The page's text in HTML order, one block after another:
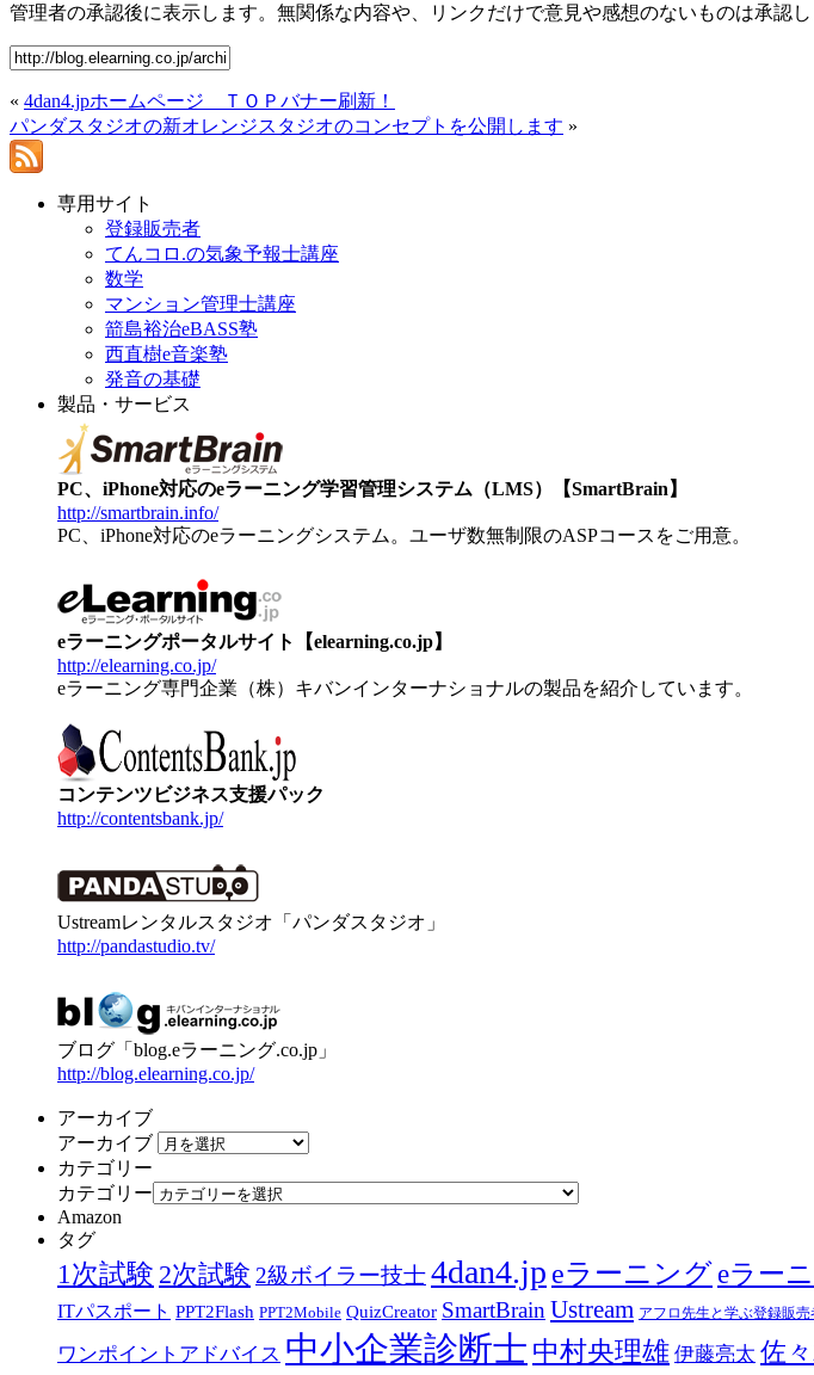
管理者の承認後に表示します。無関係な内容や、リンクだけで意見や感想のないものは承認し
« 4dan4.jpホームページ ＴＯＰバナー刷新！
パンダスタジオの新オレンジスタジオのコンセプトを公開します »
専用サイト
登録販売者
てんコロ.の気象予報士講座
数学
マンション管理士講座
箭島裕治eBASS塾
西直樹e音楽塾
発音の基礎
製品・サービス
PC、iPhone対応のeラーニング学習管理システム（LMS）【SmartBrain】
http://smartbrain.info/
PC、iPhone対応のeラーニングシステム。ユーザ数無制限のASPコースをご用意。
eラーニングポータルサイト【elearning.co.jp】
http://elearning.co.jp/
eラーニング専門企業（株）キバンインターナショナルの製品を紹介しています。
コンテンツビジネス支援パック
http://contentsbank.jp/
Ustreamレンタルスタジオ「パンダスタジオ」
http://pandastudio.tv/
ブログ「blog.eラーニング.co.jp」
http://blog.elearning.co.jp/
アーカイブ
アーカイブ
カテゴリー
カテゴリー
Amazon
タグ
1次試験 2次試験 2級ボイラー技士4dan4.jp eラーニング eラー
ITパスポート PPT2Flash PPT2Mobile QuizCreator SmartBrain Ustream アフロ先生と学ぶ登録販
ワンポイントアドバイス 中小企業診断士 中村央理雄 伊藤亮太 佐